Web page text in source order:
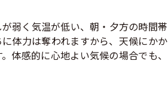
弱く気温が低い、朝・夕方の時間帯
体力は奪われますから、天候にかか
体感的に心地よい気候の場合でも、